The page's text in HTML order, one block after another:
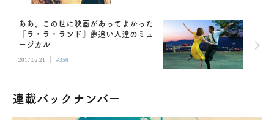
ああ、この世に映画があってよかった
『ラ・ラ・ランド』夢追い人達のミュ
ージカル
2017.02.21 | #356
連載バックナンバー